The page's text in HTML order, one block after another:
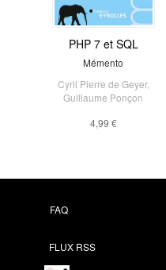
PHP 7 et SQL
Mémento
Cyril Pierre de Geyer,
Guillaume Ponçon
4,99 €
FAQ
FLUX RSS